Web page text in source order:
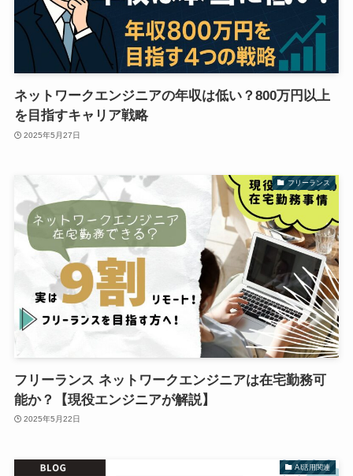
ネットワークエンジニアの年収は低い？800万円以上
を目指すキャリア戦略
2025年5月27日
フリーランス
フリーランス ネットワークエンジニアは在宅勤務可
能か？【現役エンジニアが解説】
2025年5月22日
AI活用関連